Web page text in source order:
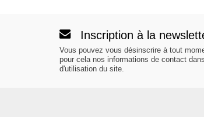
Inscription à la
Vous pouvez vous désinscrire à tout
pour cela nos informations de contact
d'utilisation du site.